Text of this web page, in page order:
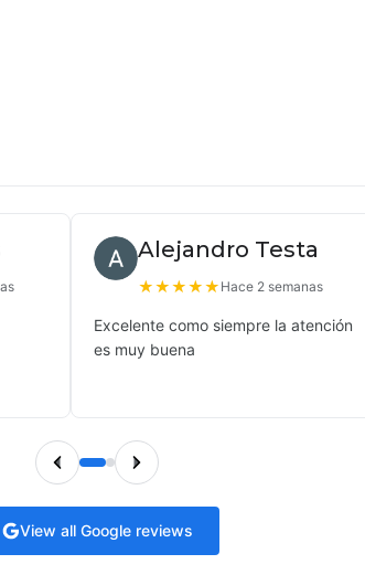
Alejandro Testa
★★★★★ Hace 2 semanas
Excelente como siempre la atención
es muy buena
View all Google reviews